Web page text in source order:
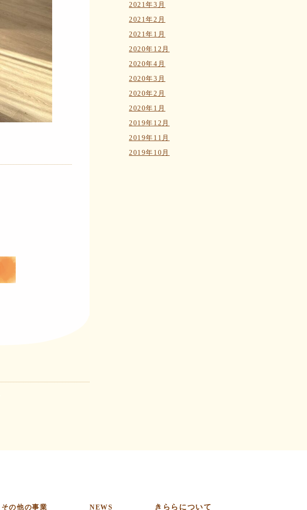
2021年3月
2021年2月
2021年1月
2020年12月
2020年4月
2020年3月
2020年2月
2020年1月
2019年12月
2019年11月
2019年10月
その他の事業 NEWS きららについて